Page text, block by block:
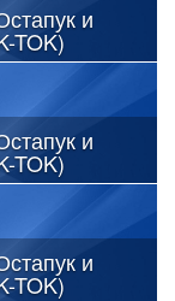
и
TOK)
и
TOK)
и
TOK)